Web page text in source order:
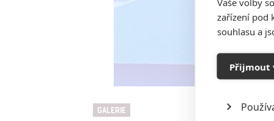
GALERIE
zařízení pod
souhlasu a
Přijmout